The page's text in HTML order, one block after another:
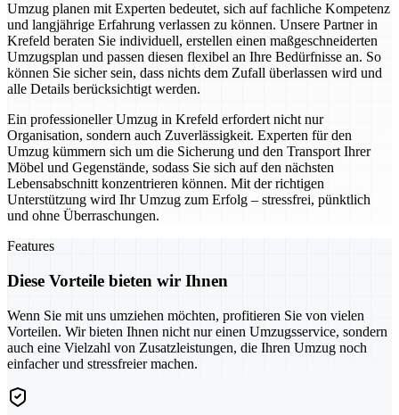
Umzug planen mit Experten bedeutet, sich auf fachliche Kompetenz
und langjährige Erfahrung verlassen zu können. Unsere Partner in
Krefeld beraten Sie individuell, erstellen einen maßgeschneiderten
Umzugsplan und passen diesen flexibel an Ihre Bedürfnisse an. So
können Sie sicher sein, dass nichts dem Zufall überlassen wird und
alle Details berücksichtigt werden.
Ein professioneller Umzug in Krefeld erfordert nicht nur
Organisation, sondern auch Zuverlässigkeit. Experten für den
Umzug kümmern sich um die Sicherung und den Transport Ihrer
Möbel und Gegenstände, sodass Sie sich auf den nächsten
Lebensabschnitt konzentrieren können. Mit der richtigen
Unterstützung wird Ihr Umzug zum Erfolg – stressfrei, pünktlich
und ohne Überraschungen.
Features
Diese Vorteile bieten wir Ihnen
Wenn Sie mit uns umziehen möchten, profitieren Sie von vielen
Vorteilen. Wir bieten Ihnen nicht nur einen Umzugsservice, sondern
auch eine Vielzahl von Zusatzleistungen, die Ihren Umzug noch
einfacher und stressfreier machen.